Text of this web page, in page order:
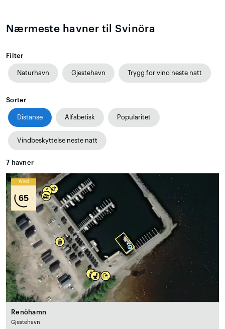
Nærmeste havner til Svinöra
Filter
Naturhavn Gjestehavn Trygg for vind neste natt
Sorter
Distanse Alfabetisk Popularitet
Vindbeskyttelse neste natt
7 havner
Wind
65
Renöhamn
Gjestehavn